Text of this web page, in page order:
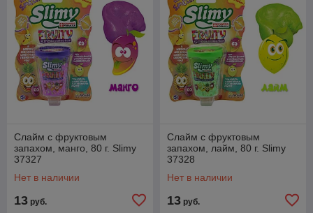
Слайм с фруктовым
запахом, манго, 80 г. Slimy
37327
Нет в наличии
13 руб.
Слайм с фруктовым
запахом, лайм, 80 г. Slimy
37328
Нет в наличии
13 руб.